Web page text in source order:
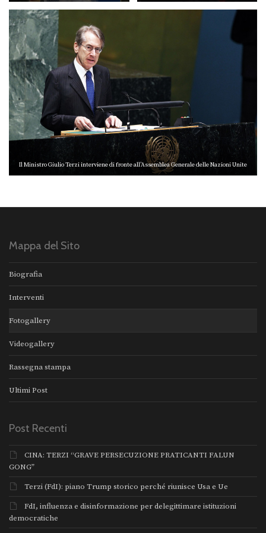
Festa di Primavera, il capodanno cinese
Il Ministro Giulio Terzi interviene di fronte all’Assemblea Generale delle Nazioni Unite
Mappa del Sito
Biografia
Interventi
Fotogallery
Videogallery
Rassegna stampa
Ultimi Post
Post Recenti
CINA: TERZI “GRAVE PERSECUZIONE PRATICANTI FALUN
GONG”
Terzi (FdI): piano Trump storico perché riunisce Usa e Ue
FdI, influenza e disinformazione per delegittimare istituzioni
democratiche